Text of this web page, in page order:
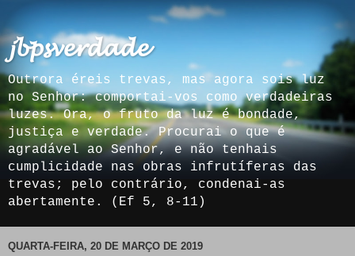
𝓳𝓫𝓹𝓼𝓿𝓮𝓻𝓭𝓪𝓭𝓮
Outrora éreis trevas, mas agora sois luz
no Senhor: comportai-vos como verdadeiras
luzes. Ora, o fruto da luz é bondade,
justiça e verdade. Procurai o que é
agradável ao Senhor, e não tenhais
cumplicidade nas obras infrutíferas das
trevas; pelo contrário, condenai-as
abertamente. (Ef 5, 8-11)
QUARTA-FEIRA, 20 DE MARÇO DE 2019